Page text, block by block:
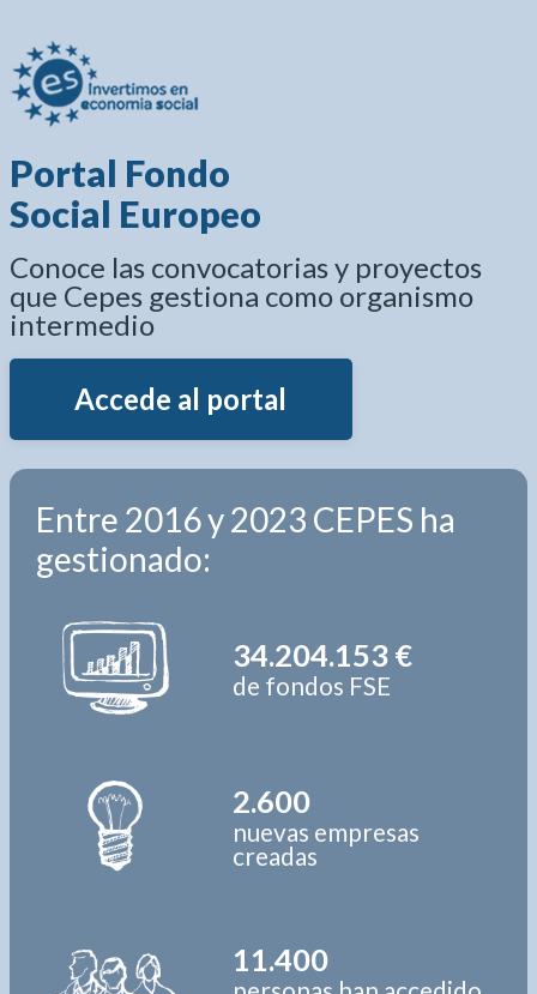
Portal Fondo
Social Europeo
Conoce las convocatorias y proyectos
que Cepes gestiona como organismo
intermedio
Accede al portal
Entre 2016 y 2023 CEPES ha
gestionado:
34.204.153 €
de fondos FSE
2.600
nuevas empresas
creadas
11.400